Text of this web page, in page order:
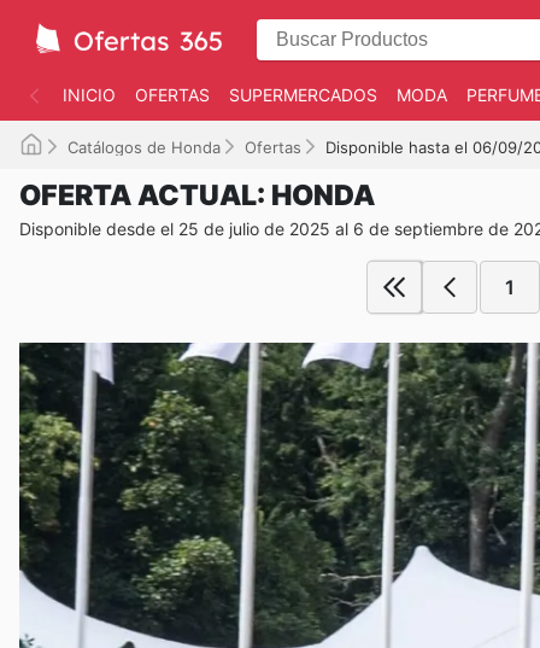
INICIO OFERTAS SUPERMERCADOS MODA
Catálogos de Honda Ofertas Disponible hasta el 06/09/
OFERTA ACTUAL: HONDA
Disponible desde el 25 de julio de 2025 al 6 de septiembre de
1